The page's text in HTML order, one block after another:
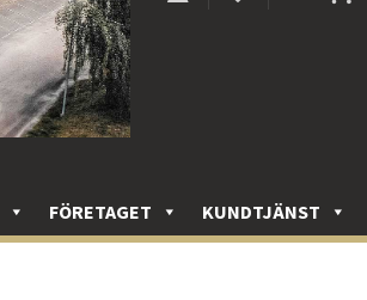
FÖRETAGET KUNDTJÄNST